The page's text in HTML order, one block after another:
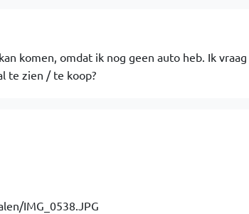
komen, omdat ik nog geen auto heb. Ik
te zien / te koop?